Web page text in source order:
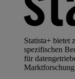
Statista+ bietet
spezifischen
für